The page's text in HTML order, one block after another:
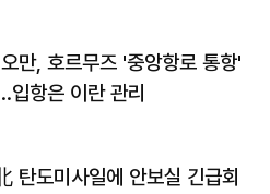
오만, 호르무즈 '중앙항로 통항'
입항은 이란 관리
탄도미사일에 안보실 긴급회